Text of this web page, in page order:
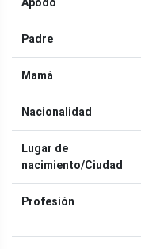
Padre
Mamá
Nacionalidad
Lugar de
nacimiento/Ciudad
Profesión